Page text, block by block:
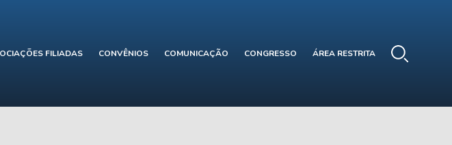
FILIADAS CONVÊNIOS COMUNICAÇÃO CONGRESSO ÁREA RESTRITA